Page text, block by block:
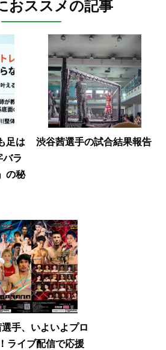
おススメの記事
足は
バラ
の秘
渋谷茜選手の試合結果報告
手、いよいよプロ
ライブ配信で応援